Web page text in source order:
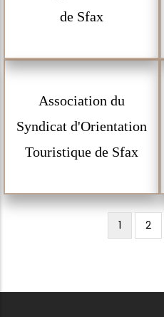
de Sfax
Association du
Syndicat d'Orientation
Touristique de Sfax
Page
courante
1 Page
2